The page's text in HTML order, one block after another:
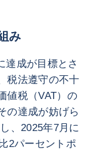
み
達成が目標とさ
税法遵守の不十
値税（VAT）の
の達成が妨げら
、2025年7月に
2パーセントポ